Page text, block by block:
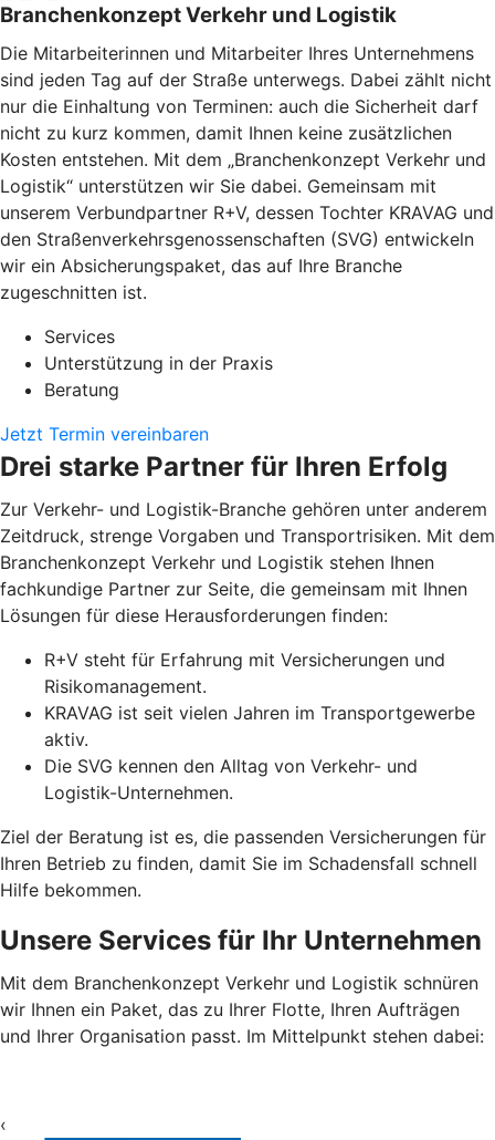
Branchenkonzept Verkehr und Logistik
Die Mitarbeiterinnen und Mitarbeiter Ihres Unternehmens
sind jeden Tag auf der Straße unterwegs. Dabei zählt nicht
nur die Einhaltung von Terminen: auch die Sicherheit darf
nicht zu kurz kommen, damit Ihnen keine zusätzlichen
Kosten entstehen. Mit dem „Branchenkonzept Verkehr und
Logistik“ unterstützen wir Sie dabei. Gemeinsam mit
unserem Verbundpartner R+V, dessen Tochter KRAVAG und
den Straßenverkehrsgenossenschaften (SVG) entwickeln
wir ein Absicherungspaket, das auf Ihre Branche
zugeschnitten ist.
Services
Unterstützung in der Praxis
Beratung
Jetzt Termin vereinbaren
Drei starke Partner für Ihren Erfolg
Zur Verkehr- und Logistik-Branche gehören unter anderem
Zeitdruck, strenge Vorgaben und Transportrisiken. Mit dem
Branchenkonzept Verkehr und Logistik stehen Ihnen
fachkundige Partner zur Seite, die gemeinsam mit Ihnen
Lösungen für diese Herausforderungen finden:
R+V steht für Erfahrung mit Versicherungen und
Risikomanagement.
KRAVAG ist seit vielen Jahren im Transportgewerbe
aktiv.
Die SVG kennen den Alltag von Verkehr- und
Logistik-Unternehmen.
Ziel der Beratung ist es, die passenden Versicherungen für
Ihren Betrieb zu finden, damit Sie im Schadensfall schnell
Hilfe bekommen.
Unsere Services für Ihr Unternehmen
Mit dem Branchenkonzept Verkehr und Logistik schnüren
wir Ihnen ein Paket, das zu Ihrer Flotte, Ihren Aufträgen
und Ihrer Organisation passt. Im Mittelpunkt stehen dabei:
‹